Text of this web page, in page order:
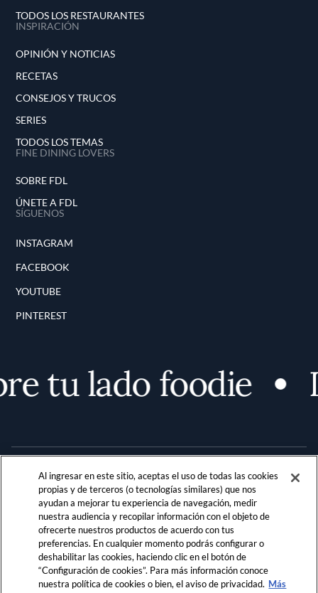
TODOS LOS RESTAURANTES
INSPIRACIÓN
OPINIÓN Y NOTICIAS
RECETAS
CONSEJOS Y TRUCOS
SERIES
TODOS LOS TEMAS
FINE DINING LOVERS
SOBRE FDL
ÚNETE A FDL
SÍGUENOS
INSTAGRAM
FACEBOOK
YOUTUBE
PINTEREST
tu lado foodie
Terms and Conditions
PRIVACIDAD
REGLAMENTO DE LA COMUNIDAD
LOCATION & LANGUAGE
Al ingresar en este sitio, aceptas el uso de todas las cookies
propias y de terceros (o tecnologías similares) que nos
ayudan a mejorar tu experiencia de navegación, medir
nuestra audiencia y recopilar información con el objeto de
ofrecerte nuestros productos de acuerdo con tus
preferencias. En cualquier momento podrás configurar o
deshabilitar las cookies, haciendo clic en el botón de
“Configuración de cookies”. Para más información conoce
nuestra política de cookies o bien, el aviso de privacidad. Más